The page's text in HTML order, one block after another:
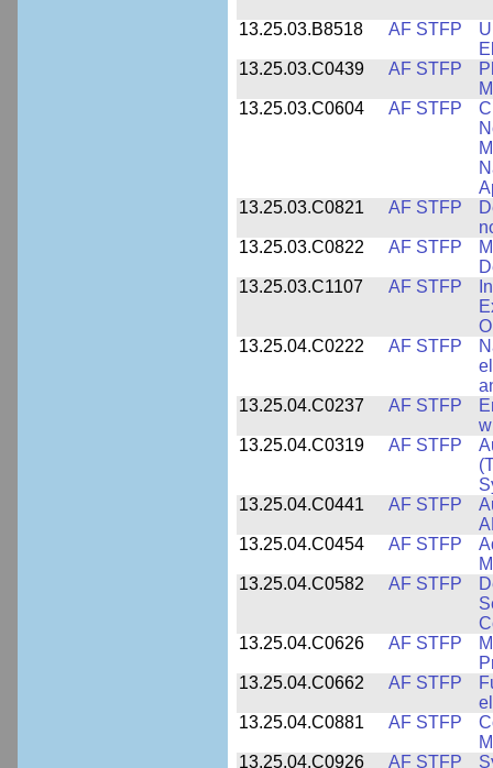
13.25.03.B8518 AF STFP
13.25.03.C0439
AF STFP
13.25.03.C0604
AF STFP
13.25.03.C0821
AF STFP
13.25.03.C0822
AF STFP
13.25.03.C1107
AF STFP
13.25.04.C0222
AF STFP
13.25.04.C0237
AF STFP
13.25.04.C0319
AF STFP
13.25.04.C0441
AF STFP
13.25.04.C0454
AF STFP
13.25.04.C0582
AF STFP
13.25.04.C0626
AF STFP
13.25.04.C0662
AF STFP
13.25.04.C0881
AF STFP
13.25.04.C0926
AF STFP